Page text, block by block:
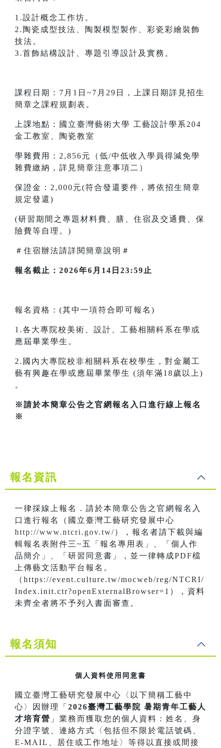
1.設計概念工作坊。
2.陶瓷成型技法、陶製模型製作、彩瓷彩繪裝飾
技法。
3.首飾結構設計、專題引導設計及實務。
課程日期：7月1日~7月29日，上課日期詳見招生
簡章之課程規劃表。
上課地點：國立臺灣藝術大學 工藝設計學系204
金工教室、陶瓷教室
學雜費用：2,856元（低/中低收入學員得減免學
雜費繳納，詳見簡章注意事項二）
保證金：2,000元(符合發還要件，將依招生簡章
規定發還)
(研習期間之專題材料費、膳、住宿及交通費、保
險費等自理。)
＃住宿辦法請詳閱簡章說明＃
報名截止：2026年6月14日23:59止
報名資格：(其中一項符合即可報名)
1.各大專院校美術、設計、工藝相關科系在學或
應屆畢業學生。
2.國內大專院校非相關科系在校學生，對金屬工
藝有興趣在學或應屆畢業學生 (須年滿18歲以上)
。
※請於本簡章公告之官網報名入口進行線上報名
※
報名資訊
一律採線上報名．請於本簡章公告之官網報名入
口進行報名（國立臺灣工藝研究發展中心
http://www.ntcri.gov.tw/），報名者請下載與編
輯報名表附件三~五「報名專用表」、「個人作
品簡介」、「研習同意書」，並一律轉成PDF檔
上傳藝文活動平台報名。
（https://event.culture.tw/mocweb/reg/NTCRI/
Index.init.ctr?openExternalBrowser=1），資料
未齊全者將不予列入書面審查。
報名須知
個人資料使用同意書
國立臺灣工藝研究發展中心〈以下簡稱工藝中
心〉因辦理「 2026臺灣工藝學院 暑期青年工藝人
才培育營 」業務而獲取您的個人資料：姓名、身
分證字號、連絡方式〈包括但不限於電話號碼、
E-MAIL、居住或工作地址〉等得以直接或間接